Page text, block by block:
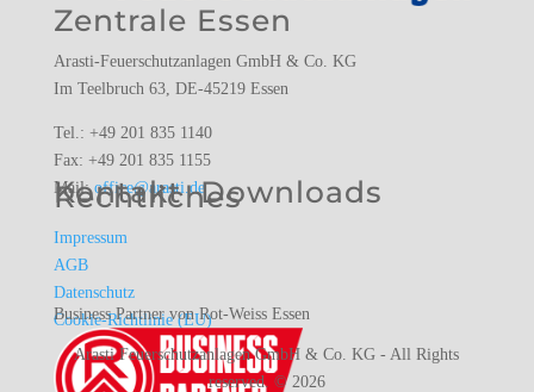
Zentrale Essen
Arasti-Feuerschutzanlagen GmbH & Co. KG
Im Teelbruch 63, DE-45219 Essen
Tel.: +49 201 835 1140
Fax: +49 201 835 1155
Mail:office@arasti.de
KontaktDownloads
Rechtliches
Impressum
AGB
Datenschutz
Cookie-Richtlinie (EU)
Business Partner von Rot-Weiss Essen
Arasti Feuerschutzanlagen GmbH & Co. KG - All Rights
reserved. © 2026